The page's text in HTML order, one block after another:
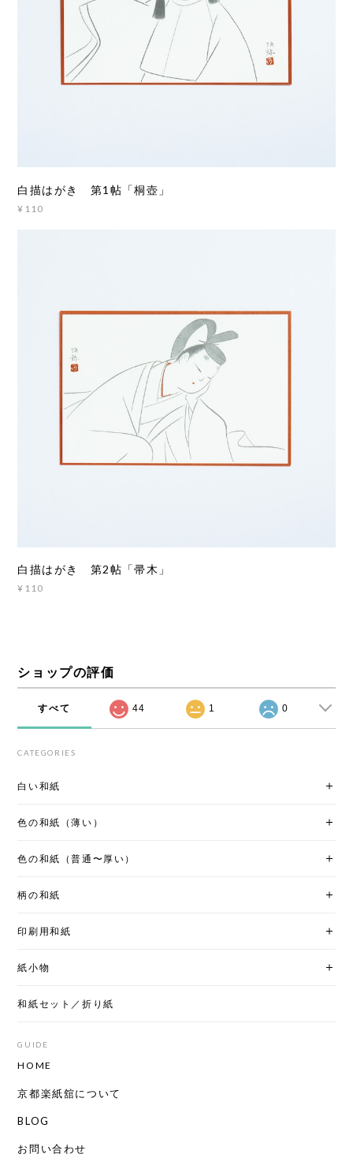
白描はがき 第1帖「桐壺」
¥110
白描はがき 第2帖「帚木」
¥110
ショップの評価
すべて 44 1 0
CATEGORIES
白い和紙
色の和紙（薄い）
色の和紙（普通〜厚い）
柄の和紙
印刷用和紙
紙小物
和紙セット／折り紙
GUIDE
HOME
京都楽紙舘について
BLOG
お問い合わせ